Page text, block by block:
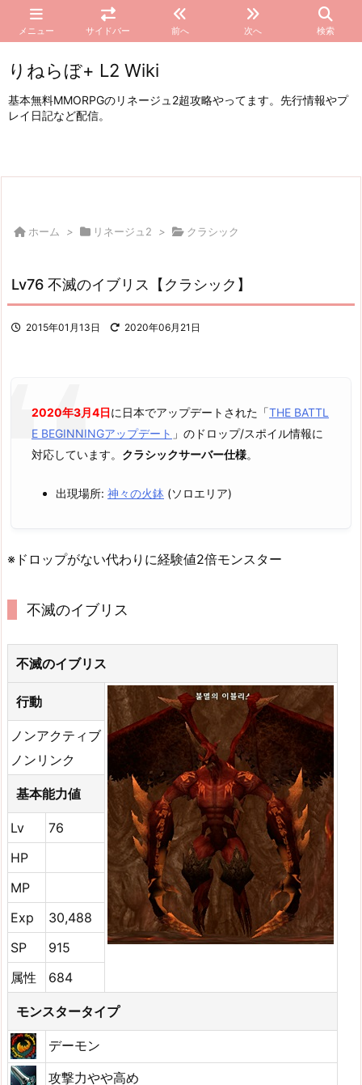
メニュー サイドバー 前へ 次へ 検索
りねらぼ+ L2 Wiki
基本無料MMORPGのリネージュ2超攻略やってます。先行情報やプ
レイ日記など配信。
ホーム > リネージュ2 > クラシック
Lv76 不滅のイブリス【クラシック】
2015年01月13日 2020年06月21日
2020年3月4日に日本でアップデートされた「THE BATTL
E BEGINNINGアップデート 」のドロップ/スポイル情報に
対応しています。 クラシックサーバー仕様。
出現場所: 神々の火鉢 (ソロエリア)
※ドロップがない代わりに経験値2倍モンスター
不滅のイブリス
不滅のイブリス
行動
ノンアクティブ
ノンリンク
基本能力値
Lv
76
HP
MP
Exp
30,488
SP
915
属性
684
モンスタータイプ
デーモン
攻撃力やや高め